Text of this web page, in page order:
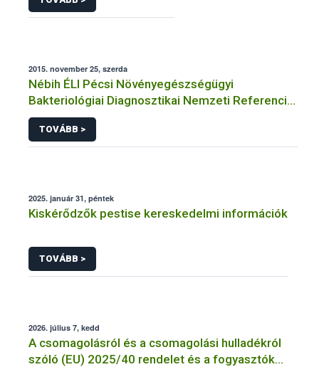
2015. november 25, szerda
Nébih ÉLI Pécsi Növényegészségügyi
Bakteriológiai Diagnosztikai Nemzeti Referencia
Laboratórium
TOVÁBB >
2025. január 31, péntek
Kiskérődzők pestise kereskedelmi információk
TOVÁBB >
2026. július 7, kedd
A csomagolásról és a csomagolási hulladékról
szóló (EU) 2025/40 rendelet és a fogyasztók